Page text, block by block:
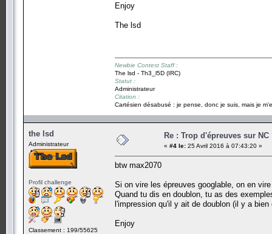
Enjoy
The lsd
Newbie Contest Staff :
The lsd - Th3_l5D (IRC)
Statut :
Administrateur
Citation :
Cartésien désabusé : je pense, donc je suis, mais je
the lsd
Administrateur
Profil challenge
Classement : 199/55625
Re : Trop d'épreuves sur NC
« #4 le: 25 Avril 2016 à 07:43:20 »
btw max2070
Si on vire les épreuves googlable, on en
Quand tu dis en doublon, tu as des
l'impression qu'il y ait de doublon (il y a
Enjoy